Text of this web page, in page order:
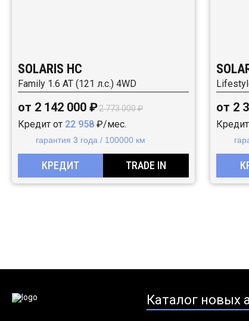
SOLARIS HC
Family 1.6 AT (121 л.с.) 4WD
от 2 142 000 ₽2 773 000 ₽
Кредит от 22 958 ₽/мес.
гарантия 3 года / 100000 км
КРЕДИТ TRADE IN
от 2
Каталог новых